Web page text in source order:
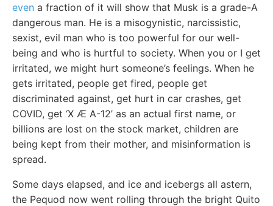
even a fraction of it will show that Musk is a grade-A
dangerous man. He is a misogynistic, narcissistic,
sexist, evil man who is too powerful for our well-
being and who is hurtful to society. When you or I get
irritated, we might hurt someone’s feelings. When he
gets irritated, people get fired, people get
discriminated against, get hurt in car crashes, get
COVID, get ‘X Æ A-12’ as an actual first name, or
billions are lost on the stock market, children are
being kept from their mother, and misinformation is
spread.
Some days elapsed, and ice and icebergs all astern,
the Pequod now went rolling through the bright Quito